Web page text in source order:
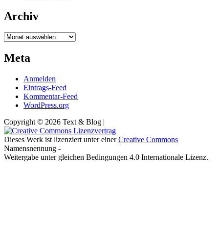
Archiv
Archiv
Meta
Anmelden
Eintrags-Feed
Kommentar-Feed
WordPress.org
Copyright © 2026 Text & Blog |
Dieses Werk ist lizenziert unter einerCreative Commons
Namensnennung -
Weitergabe unter gleichen Bedingungen 4.0 Internationale Lizenz.